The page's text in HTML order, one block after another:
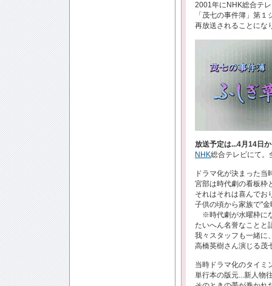
2001年にNHK総合テ
「茂七の事件簿」第１
再放送されることにな
放送予定は...4月14日
NHK総合テレビにて。
ドラマ化が決まった当
宮部は時代劇の看板枠
それはそれは喜んでお
子供の頃から家族で"
※時代劇が水曜枠に
たいへん名誉なことと
我々スタッフも一緒に
高橋英樹さん演じる茂
当時ドラマ化のタイミ
単行本の版元...新人物